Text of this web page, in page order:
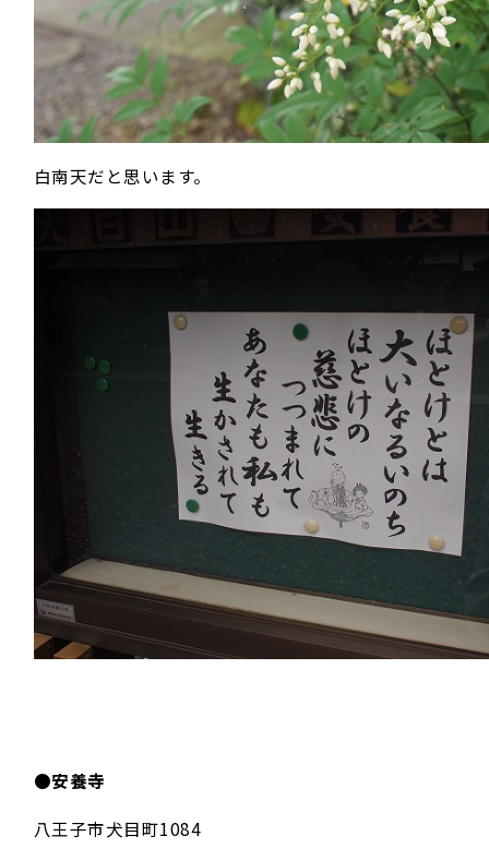
白南天だと思います。
●安養寺
八王子市犬目町1084